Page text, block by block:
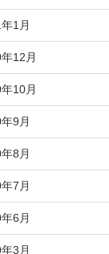
1月
12月
10月
9月
8月
7月
6月
3月